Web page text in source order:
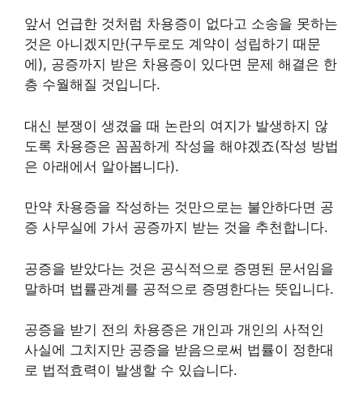
앞서 언급한 것처럼 차용증이 없다고 소송을 못하는
것은 아니겠지만(구두로도 계약이 성립하기 때문
에), 공증까지 받은 차용증이 있다면 문제 해결은 한
층 수월해질 것입니다.
대신 분쟁이 생겼을 때 논란의 여지가 발생하지 않
도록 차용증은 꼼꼼하게 작성을 해야겠죠(작성 방법
은 아래에서 알아봅니다).
만약 차용증을 작성하는 것만으로는 불안하다면 공
증 사무실에 가서 공증까지 받는 것을 추천합니다.
공증을 받았다는 것은 공식적으로 증명된 문서임을
말하며 법률관계를 공적으로 증명한다는 뜻입니다.
공증을 받기 전의 차용증은 개인과 개인의 사적인
사실에 그치지만 공증을 받음으로써 법률이 정한대
로 법적효력이 발생할 수 있습니다.